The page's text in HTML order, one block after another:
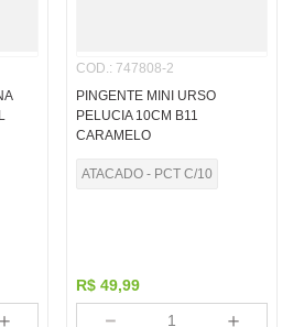
＋
COD.: 747808-2
PINGENTE MINI URSO
PELUCIA 10CM B11
CARAMELO
ATACADO - PCT C/10
R$ 49,99
＋
－